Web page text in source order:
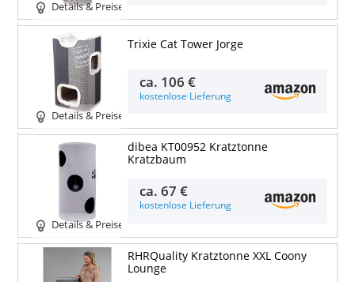
Details & Preise
Details & Preise
Trixie Cat Tower Jorge
ca. 106 €
kostenlose Lieferung
Details & Preise
dibea KT00952 Kratztonne
Kratzbaum
ca.67 €
kostenlose Lieferung
RHRQuality Kratztonne XXL Coony
Lounge